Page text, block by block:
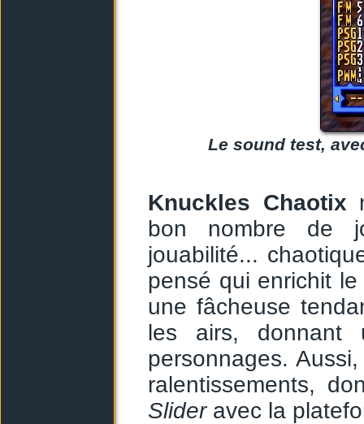
Le sound test,
Knuckles Chaotix
bon nombre de
jouabilité...
pensé qui enrichit le
une fâcheuse
les airs, donnant
personnages.
ralentissements,
Slideravec la